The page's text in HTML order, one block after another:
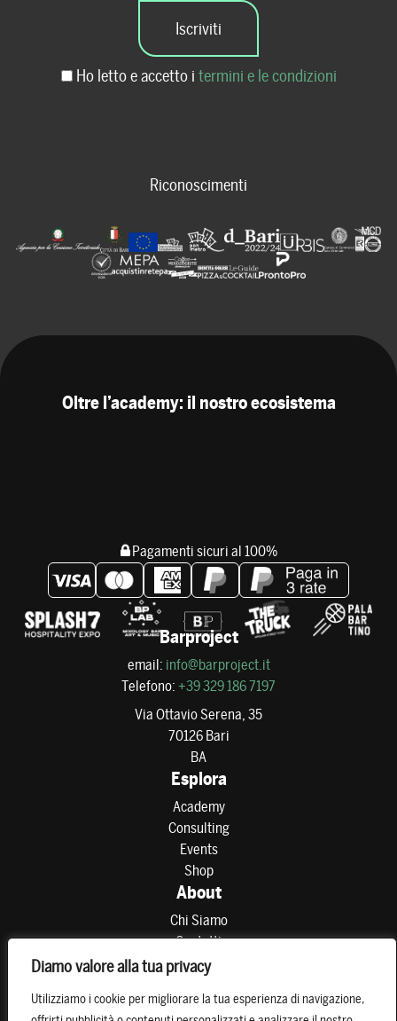
Diamo valore alla tua privacy
Utilizziamo i cookie per migliorare la tua esperienza di navigazione,
Ho letto e accetto i termini e le condizioni
Riconoscimenti
Oltre l’academy: il nostro ecosistema
Pagamenti sicuri al 100%
Barproject
email: info@barproject.it
Telefono: +39 329 186 7197
Via Ottavio Serena, 35
70126 Bari
BA
Esplora
Academy
Consulting
Events
Shop
About
Chi Siamo
Contatti
Partner
Resta connesso